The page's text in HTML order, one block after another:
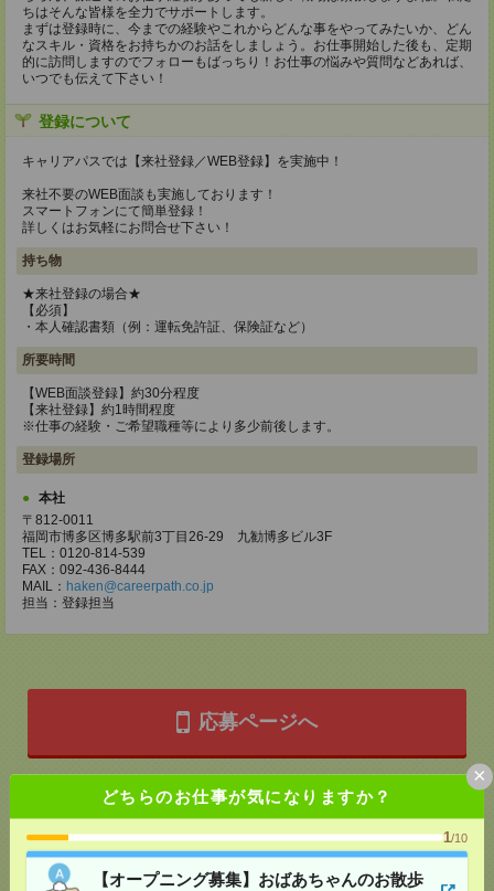
どちらのお仕事が気になりますか？
1/10
【オープニング募集】おばあちゃんのお散歩
×
ちはそんな皆様を全力でサポートします。
まずは登録時に、今までの経験やこれからどんな事をやってみたいか、どん
なスキル・資格をお持ちかのお話をしましょう。お仕事開始した後も、定期
的に訪問しますのでフォローもばっちり！お仕事の悩みや質問などあれば、
いつでも伝えて下さい！
登録について
キャリアパスでは【来社登録／WEB登録】を実施中！
来社不要のWEB面談も実施しております！
スマートフォンにて簡単登録！
詳しくはお気軽にお問合せ下さい！
持ち物
★来社登録の場合★
【必須】
・本人確認書類（例：運転免許証、保険証など）
所要時間
【WEB面談登録】約30分程度
【来社登録】約1時間程度
※仕事の経験・ご希望職種等により多少前後します。
登録場所
本社
〒812-0011
福岡市博多区博多駅前3丁目26-29 九勧博多ビル3F
TEL：0120-814-539
FAX：092-436-8444
MAIL： haken@careerpath.co.jp
担当：登録担当
応募ページへ
気になる！
メールで送る LINE で送る